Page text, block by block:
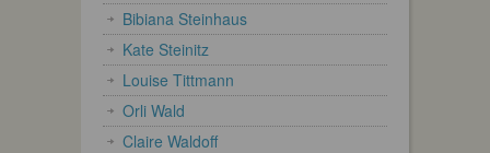
Bibiana Steinhaus
Kate Steinitz
Louise Tittmann
Orli Wald
Claire Waldoff